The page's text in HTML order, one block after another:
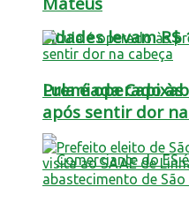
cidades levam
Premiada
Lula é operado
após sentir dor